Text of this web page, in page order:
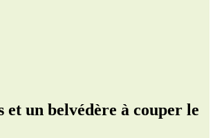
et un belvédère à couper le